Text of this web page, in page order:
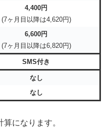
4,400円
(7ヶ月目以降は4,620円)
6,600円
(7ヶ月目以降は6,820円)
SMS付き
なし
なし
になります。